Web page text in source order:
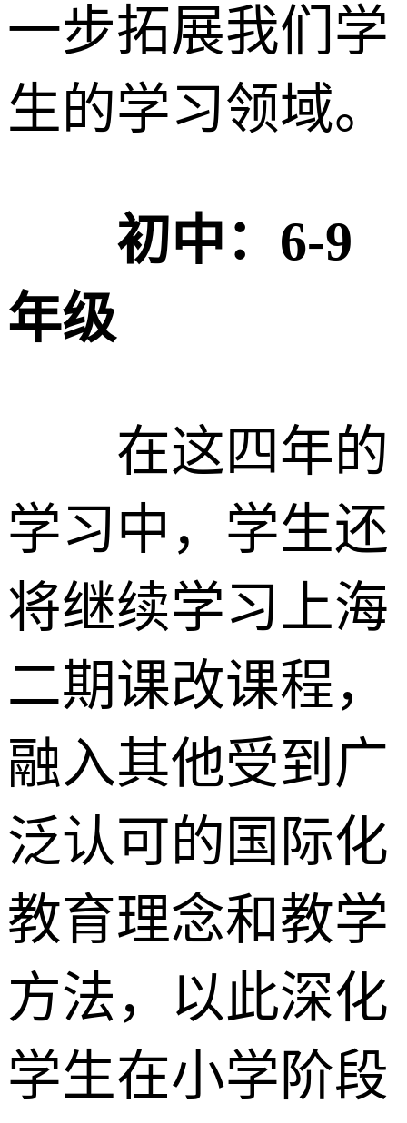
一步拓展我们学
生的学习领域。
初中：6-9
年级
在这四年的
学习中，学生还
将继续学习上海
二期课改课程，
融入其他受到广
泛认可的国际化
教育理念和教学
方法，以此深化
学生在小学阶段